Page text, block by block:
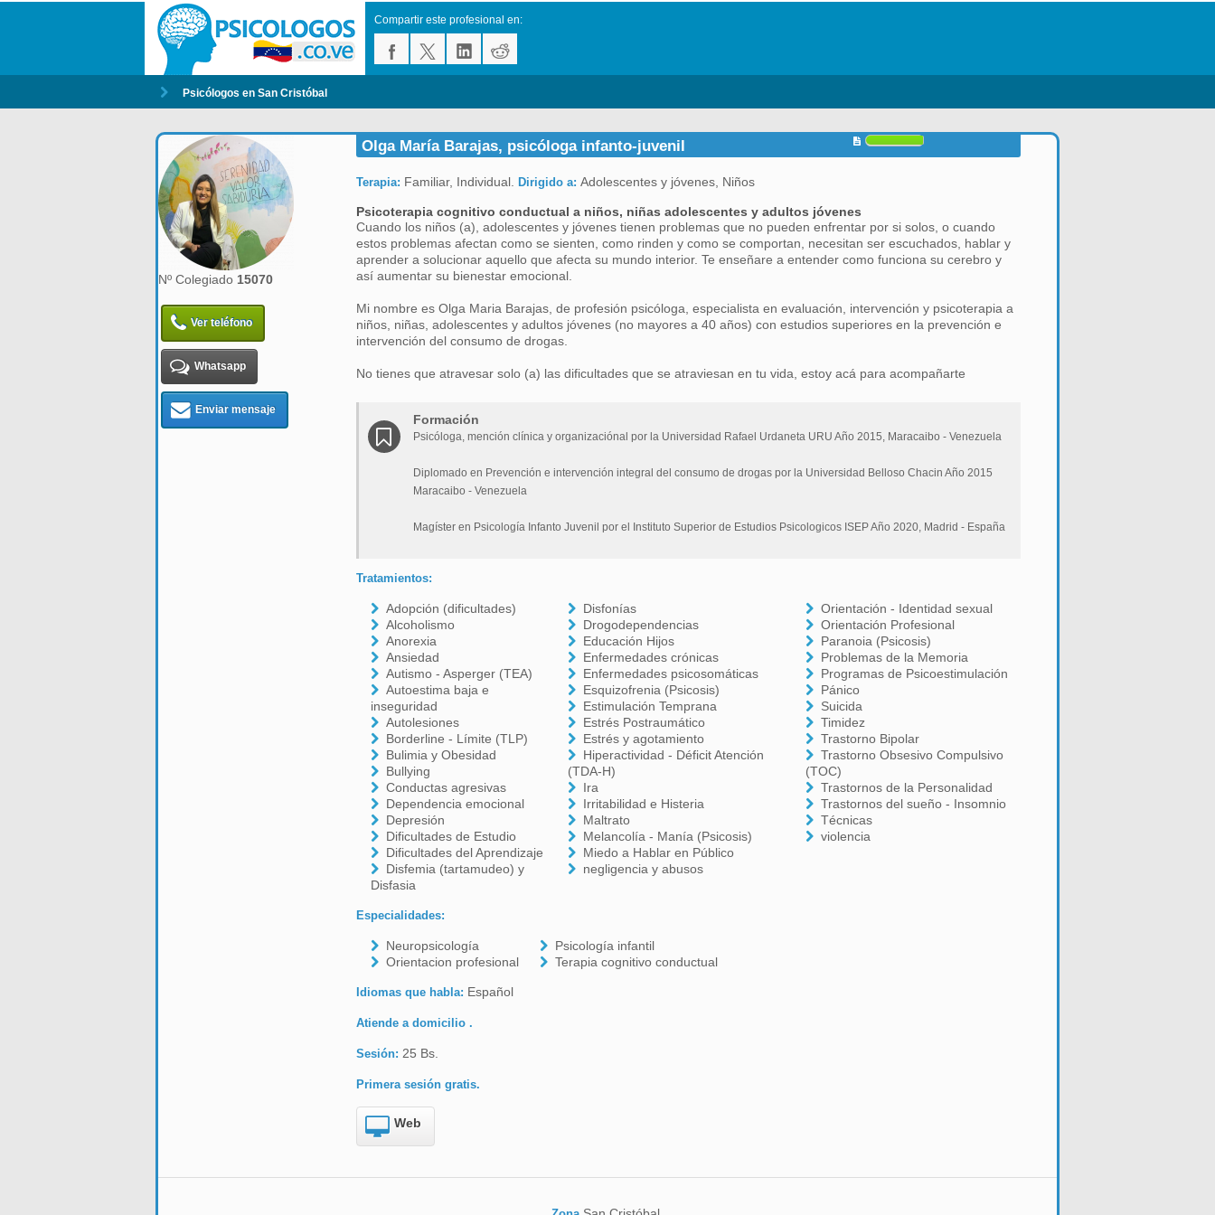
Compartir este profesional en:
Psicólogos en San Cristóbal
Nº Colegiado 15070
Ver teléfono
Whatsapp
Enviar mensaje
Olga María Barajas, psicóloga infanto-juvenil
Terapia: Familiar, Individual. Dirigido a: Adolescentes y jóvenes, Niños
Psicoterapia cognitivo conductual a niños, niñas adolescentes y adultos jóvenes
Cuando los niños (a), adolescentes y jóvenes tienen problemas que no pueden enfrentar por si solos, o cuando
estos problemas afectan como se sienten, como rinden y como se comportan, necesitan ser escuchados, hablar y
aprender a solucionar aquello que afecta su mundo interior. Te enseñare a entender como funciona su cerebro y
así aumentar su bienestar emocional.
Mi nombre es Olga Maria Barajas, de profesión psicóloga, especialista en evaluación, intervención y psicoterapia a
niños, niñas, adolescentes y adultos jóvenes (no mayores a 40 años) con estudios superiores en la prevención e
intervención del consumo de drogas.
No tienes que atravesar solo (a) las dificultades que se atraviesan en tu vida, estoy acá para acompañarte
Formación
Psicóloga, mención clínica y organizaciónal por la Universidad Rafael Urdaneta URU Año 2015, Maracaibo - Venezuela
Diplomado en Prevención e intervención integral del consumo de drogas por la Universidad Belloso Chacin Año 2015
Maracaibo - Venezuela
Magíster en Psicología Infanto Juvenil por el Instituto Superior de Estudios Psicologicos ISEP Año 2020, Madrid - España
Tratamientos:
Adopción (dificultades)
Alcoholismo
Anorexia
Ansiedad
Autismo - Asperger (TEA)
Autoestima baja e
inseguridad
Autolesiones
Borderline - Límite (TLP)
Bulimia y Obesidad
Bullying
Conductas agresivas
Dependencia emocional
Depresión
Dificultades de Estudio
Dificultades del Aprendizaje
Disfemia (tartamudeo) y
Disfasia
Disfonías
Drogodependencias
Educación Hijos
Enfermedades crónicas
Enfermedades psicosomáticas
Esquizofrenia (Psicosis)
Estimulación Temprana
Estrés Postraumático
Estrés y agotamiento
Hiperactividad - Déficit Atención
(TDA-H)
Ira
Irritabilidad e Histeria
Maltrato
Melancolía - Manía (Psicosis)
Miedo a Hablar en Público
negligencia y abusos
Orientación - Identidad sexual
Orientación Profesional
Paranoia (Psicosis)
Problemas de la Memoria
Programas de Psicoestimulación
Pánico
Suicida
Timidez
Trastorno Bipolar
Trastorno Obsesivo Compulsivo
(TOC)
Trastornos de la Personalidad
Trastornos del sueño - Insomnio
Técnicas
violencia
Especialidades:
Neuropsicología
Orientacion profesional
Psicología infantil
Terapia cognitivo conductual
Idiomas que habla: Español
Atiende a domicilio .
Sesión: 25 Bs.
Primera sesión gratis.
Web